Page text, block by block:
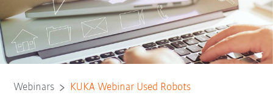
Webinars KUKA Webinar Used Robots